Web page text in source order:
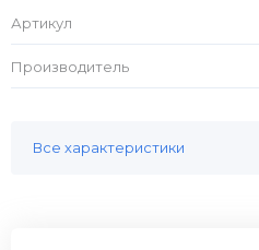
Артикул
Производитель
Все характеристики